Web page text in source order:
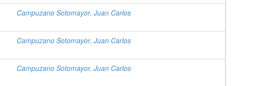
Campuzano Sotomayor, Juan Carlos
Campuzano Sotomayor, Juan Carlos
Campuzano Sotomayor, Juan Carlos